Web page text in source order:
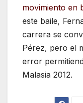
movimiento en
este baile,
carrera se
Pérez, pero el
error
Malasia 2012.